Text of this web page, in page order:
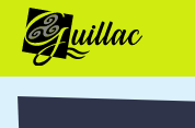
Aller
contenu
principal
Panneau de gestion